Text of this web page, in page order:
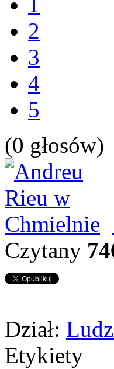
2
3
4
5
(0 głosów)
Czytany
Dział:
Etykiety